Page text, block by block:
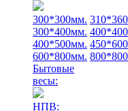
300*300мм.
300*400мм.
400*500мм.
600*800мм.
Бытовые
весы:
НПВ: